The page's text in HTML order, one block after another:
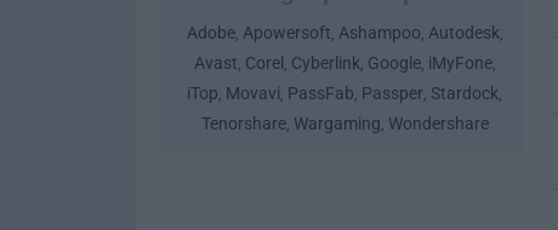
Adobe, Apowersoft, Ashampoo, Autodesk,
Avast, Corel , Cyberlink, Google, iMyFone,
iTop, Movavi, PassFab, Passper, Stardock,
Tenorshare, Wargaming, Wondershare